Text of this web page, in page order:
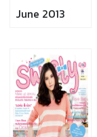
June 2013